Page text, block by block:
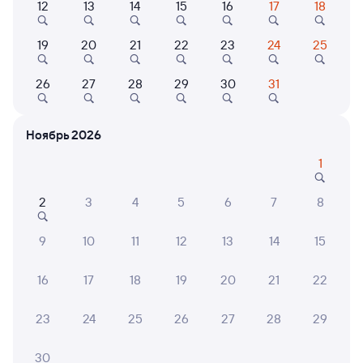
Найдём билет на поезд за вас
Даже если сейчас нет мест
Искать билеты
Отзывы пассажиров Туту о поездах
по этому направлению
Мы отображаем актуальные отзывы и не удаляем
отрицательные мнения
10 АРТЕМ И.
Чисто аккуратно, хороший молодой вежливый
12 13 14 15 16 17 18
19 20 21 22 23 24 25
26 27 28 29 30 31
Ноябрь 2026
1
2 3 4 5 6 7 8
9 10 11 12 13 14 15
16 17 18 19 20 21 22
23 24 25 26 27 28 29
30